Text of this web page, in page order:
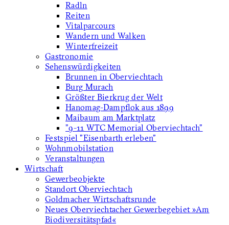
Radln
Reiten
Vitalparcours
Wandern und Walken
Winterfreizeit
Gastronomie
Sehenswürdigkeiten
Brunnen in Oberviechtach
Burg Murach
Größter Bierkrug der Welt
Hanomag-Dampflok aus 1899
Maibaum am Marktplatz
"9-11 WTC Memorial Oberviechtach"
Festspiel "Eisenbarth erleben"
Wohnmobilstation
Veranstaltungen
Wirtschaft
Gewerbeobjekte
Standort Oberviechtach
Goldmacher Wirtschaftsrunde
Neues Oberviechtacher Gewerbegebiet »Am
Biodiversitätspfad«